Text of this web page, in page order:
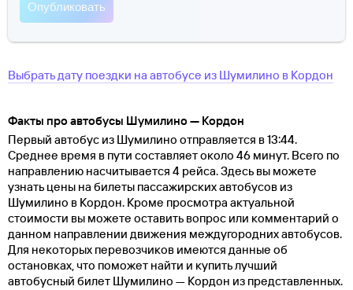
Выбрать дату поездки на автобусе из Шумилино в Кордон
Факты про автобусы Шумилино — Кордон
Первый автобус из Шумилино отправляется в 13:44.
Среднее время в пути составляет около 46 минут. Всего по
направлению насчитывается 4 рейса. Здесь вы можете
узнать цены на билеты пассажирских автобусов из
Шумилино в Кордон. Кроме просмотра актуальной
стоимости вы можете оставить вопрос или комментарий о
данном направлении движения междугородних автобусов.
Для некоторых перевозчиков имеются данные об
остановках, что поможет найти и купить лучший
автобусный билет Шумилино — Кордон из представленных.